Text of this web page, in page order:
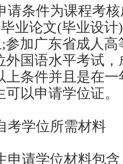
请条件为课程考
业论文(毕业设计)
;参加广东省成人
外国语水平考试，
上条件并且是在
以申请学位证。
考学位所需材料
申请学位材料包